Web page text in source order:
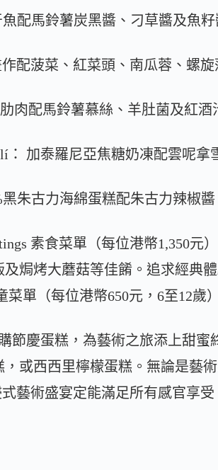
魚配馬鈴薯炭黑醬、刁草醬及魚籽
作配菠菜、紅菜頭、南瓜蓉、螺
肉配馬鈴薯慕絲、羊肚菌及紅酒
： 加泰羅尼亞焦糖奶凍配雲呢拿
黑朱古力海綿蛋糕配朱古力辣椒
素食菜單（每位港幣1,350元
焗烤大蘑菇等佳餚。追求經典
菜單（每位港幣650元，6至12歲
節慶蛋糕，為藝術之旅添上甜
或西西里檸檬蛋糕。無論是藝
式藝術盛宴定能滿足所有感官享